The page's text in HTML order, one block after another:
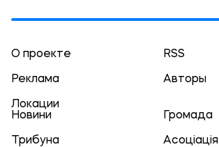
О проекте RSS
Реклама Авторы
Локации
Новини
Громада
Трибуна Асоціація